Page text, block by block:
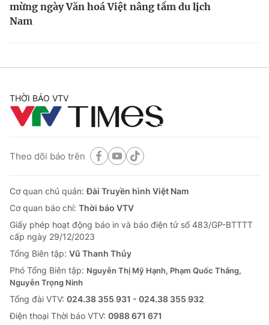
mừng ngày Văn hoá Việt
Nam
nâng tầm du lịch
THỜI BÁO VTV
Theo dõi báo trên
Cơ quan chủ quản:Đài Truyền hình Việt Nam
Cơ quan báo chí: Thời báo VTV
Giấy phép hoạt động báo in và báo điện tử số 483/GP-BTTTT
cấp ngày 29/12/2023
Tổng Biên tập: Vũ Thanh Thủy
Phó Tổng Biên tập: Nguyễn Thị Mỹ Hạnh, Phạm Quốc Thắng,
Nguyễn Trọng Ninh
Tổng đài VTV: 024.38 355 931 - 024.38 355 932
Ðiện thoại Thời báo VTV: 0988 671 671